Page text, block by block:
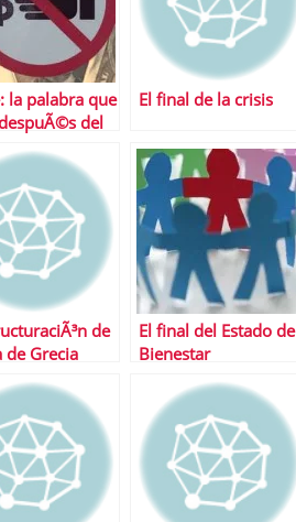
la palabra que
del
El final de la crisis
de
de Grecia
El final del Estado de
Bienestar